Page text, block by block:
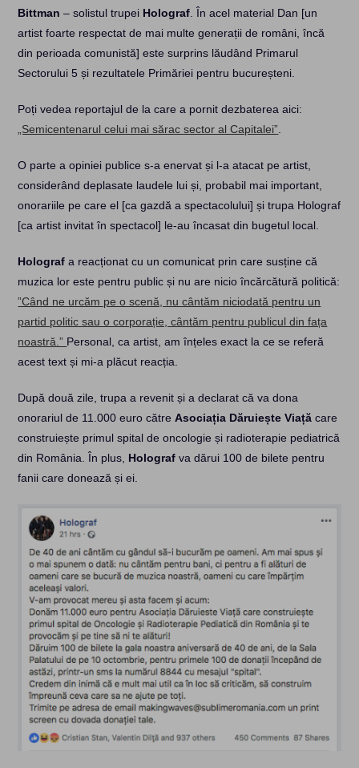
Bittman – solistul trupei Holograf . În acel material Dan [un
artist foarte respectat de mai multe generații de români, încă
din perioada comunistă] este surprins lăudând Primarul
Sectorului 5 și rezultatele Primăriei pentru bucureșteni.
Poți vedea reportajul de la care a pornit dezbaterea aici:
„Semicentenarul celui mai sărac sector al Capitalei”
O parte a opiniei publice s-a enervat și l-a atacat pe artist,
considerând deplasate laudele lui și, probabil mai important,
onorariile pe care el [ca gazdă a spectacolului] și trupa Holograf
[ca artist invitat în spectacol] le-au încasat din bugetul local.
Holograf a reacționat cu un comunicat prin care susține că
muzica lor este pentru public și nu are nicio încărcătură politică:
”Când ne urcăm pe o scenă, nu cântăm niciodată pentru un
partid politic sau o corporație, cântăm pentru publicul din fața
noastră.” Personal, ca artist, am înțeles exact la ce se referă
acest text și mi-a plăcut reacția.
După două zile, trupa a revenit și a declarat că va dona
onorariul de 11.000 euro către Asociația Dăruiește Viață care
construiește primul spital de oncologie și radioterapie pediatrică
din România. În plus, Holograf va dărui 100 de bilete pentru
fanii care donează și ei.